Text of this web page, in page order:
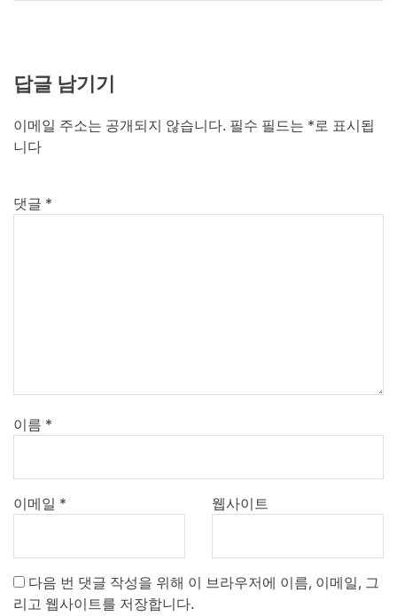
답글 남기기
이메일 주소는 공개되지 않습니다. 필수 필드는 *로 표시됩
니다
댓글 *
이름 *
이메일 * 웹사이트
다음 번 댓글 작성을 위해 이 브라우저에 이름, 이메일, 그
리고 웹사이트를 저장합니다.